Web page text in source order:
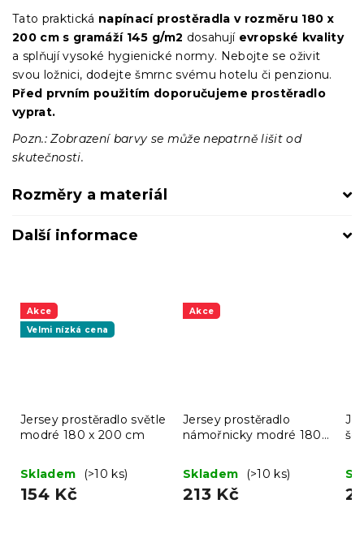
Tato praktická napínací prostěradla v rozměru 180 x
200 cm s gramáží 145 g/m2 dosahujíevropské kvality
a splňují vysoké hygienické normy. Nebojte se oživit
svou ložnici, dodejte šmrnc svému hotelu či penzionu.
Před prvním použitím doporučujeme prostěradlo
vyprat.
Pozn.: Zobrazení barvy se může nepatrně lišit od
skutečnosti.
Rozměry a materiál
Další informace
Akce
Velmi nízká cena
Jersey prostěradlo světle
modré 180 x 200 cm
Skladem (>10 ks)
154 Kč
Akce
Jersey prostěradlo
námořnicky modré 180
Skladem
(>10 ks)
213 Kč